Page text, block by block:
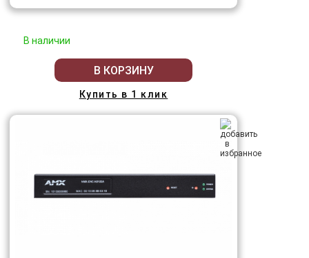
В наличии
В КОРЗИНУ
Купить в 1 клик